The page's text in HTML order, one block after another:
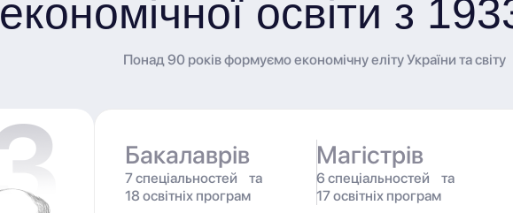
економічної освіти з
Понад 90 років формуємо економічну еліту України та світу
Бакалаврів
7 спеціальностей та
18 освітніх програм
Магістрів
6 спеціальностей та
17 освітніх програм